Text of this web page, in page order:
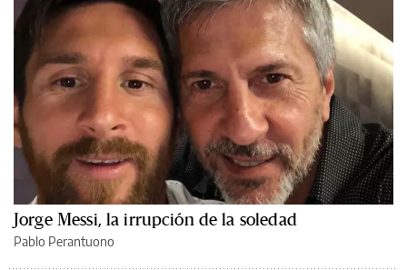
Jorge Messi, la irrupción de la soledad
Pablo Perantuono